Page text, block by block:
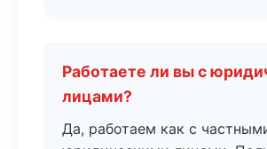
Работаете ли вы с
лицами?
Да, работаем как с